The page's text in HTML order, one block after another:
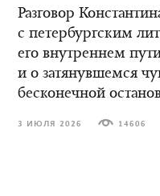
Разговор
с петербургским
его внутреннем
и о затянувшемся
бесконечной
3 ИЮЛЯ 2026 14606